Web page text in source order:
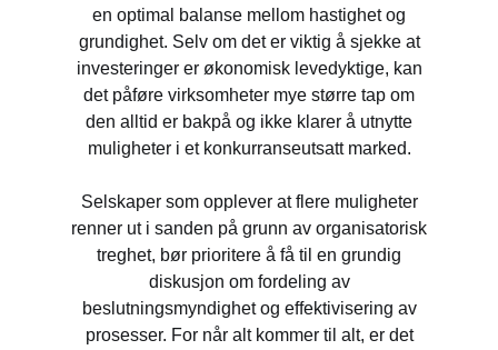
en optimal balanse mellom hastighet og
grundighet. Selv om det er viktig å sjekke at
investeringer er økonomisk levedyktige, kan
det påføre virksomheter mye større tap om
den alltid er bakpå og ikke klarer å utnytte
muligheter i et konkurranseutsatt marked.
Selskaper som opplever at flere muligheter
renner ut i sanden på grunn av organisatorisk
treghet, bør prioritere å få til en grundig
diskusjon om fordeling av
beslutningsmyndighet og effektivisering av
prosesser. For når alt kommer til alt, er det